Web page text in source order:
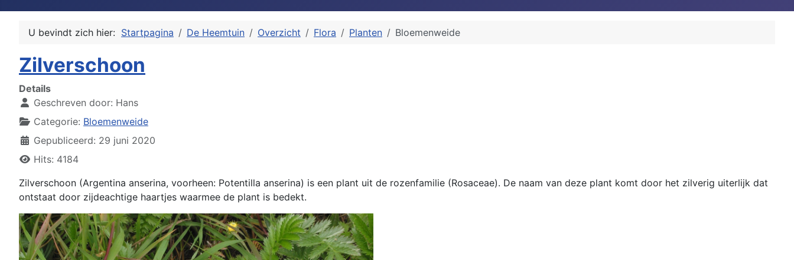
U bevindt zich hier: Startpagina De Heemtuin Overzicht Flora Planten Bloemenweide
Zilverschoon
Details
Geschreven door: Hans
Categorie: Bloemenweide
Gepubliceerd: 29 juni 2020
Hits: 4184
Zilverschoon (Argentina anserina, voorheen: Potentilla anserina) is een plant uit de rozenfamilie (Rosaceae). De naam van deze plant komt door het zilverig uiterlijk dat
ontstaat door zijdeachtige haartjes waarmee de plant is bedekt.